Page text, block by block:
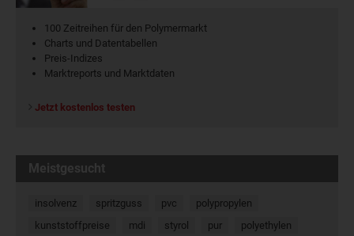
100 Zeitreihen für den Polymermarkt
Charts und Datentabellen
Preis-Indizes
Marktreports und Marktdaten
Jetzt kostenlos testen
Meistgesucht
insolvenz spritzguss pvc
polypropylen
kunststoffpreise
mdi styrol pur
polyethylen